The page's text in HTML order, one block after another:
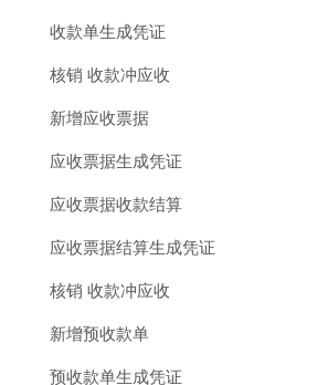
收款单生成凭证
核销 收款冲应收
新增应收票据
应收票据生成凭证
应收票据收款结算
应收票据结算生成凭证
核销 收款冲应收
新增预收款单
预收款单生成凭证